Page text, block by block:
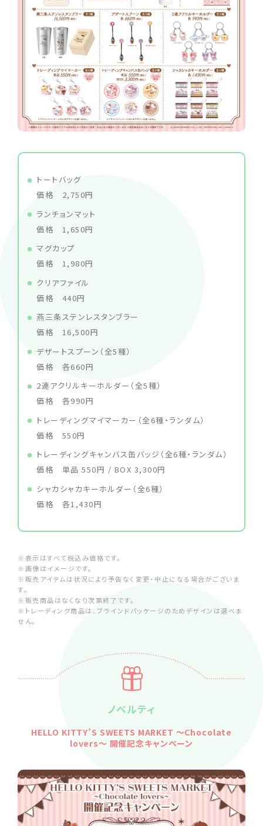
トートバッグ
価格 2,750円
ランチョンマット
価格 1,650円
マグカップ
価格 1,980円
クリアファイル
価格 440円
燕三条ステンレスタンブラー
価格 16,500円
デザートスプーン（全5種）
価格 各660円
2連アクリルキーホルダー（全5種）
価格 各990円
トレーディングマイマーカー（全6種・ランダム）
価格 550円
トレーディングキャンバス缶バッジ（全6種・ランダム）
価格 単品 550円 / BOX 3,300円
シャカシャカキーホルダー（全6種）
価格 各1,430円
※表示はすべて税込み価格です。
※画像はイメージです。
※販売アイテムは状況により予告なく変更・中止になる場合がございま
す。
※販売商品はなくなり次第終了です。
※トレーディング商品は、ブラインドパッケージのためデザインは選べま
せん。
ノベルティ
HELLO KITTY’S SWEETS MARKET ～Chocolate
lovers～ 開催記念キャンペーン